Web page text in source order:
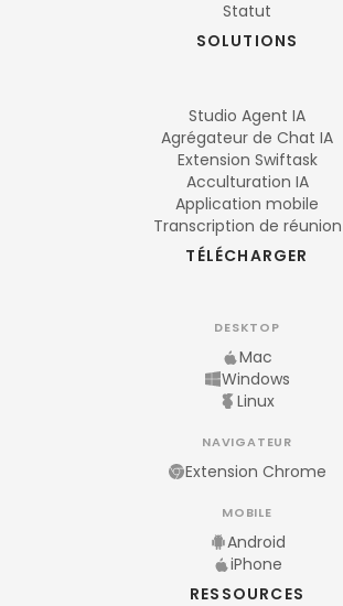
Statut
SOLUTIONS
Studio Agent IA
Agrégateur de Chat IA
Extension Swiftask
Acculturation IA
Application mobile
Transcription de réunion
TÉLÉCHARGER
DESKTOP
Mac
Windows
Linux
NAVIGATEUR
Extension Chrome
MOBILE
Android
iPhone
RESSOURCES